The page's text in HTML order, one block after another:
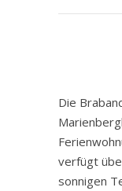
Die
verfügt
sonnigen